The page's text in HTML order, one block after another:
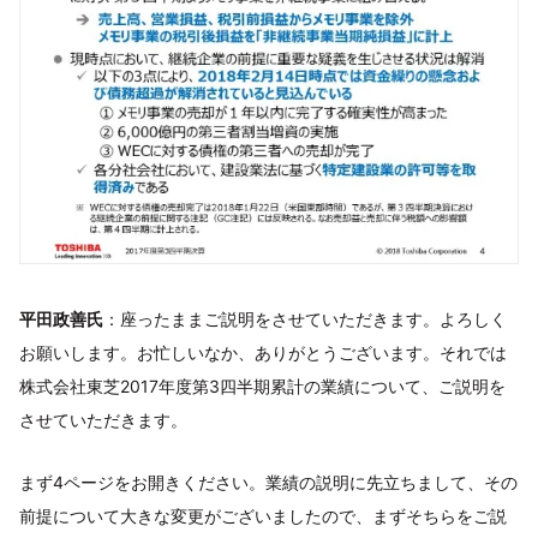
平田政善氏 ：座ったままご説明をさせていただきます。よろしく
お願いします。お忙しいなか、ありがとうございます。それでは
株式会社東芝2017年度第3四半期累計の業績について、ご説明を
させていただきます。
まず4ページをお開きください。業績の説明に先立ちまして、その
前提について大きな変更がございましたので、まずそちらをご説